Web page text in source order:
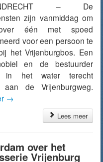
– De
zijn vanmiddag om
één met spoed
voor een persoon te
het Vrijenburgbos. Een
en de bestuurder
in het water terecht
de Vrijenburgweg.
→
Lees meer
over het
Vrijenburg